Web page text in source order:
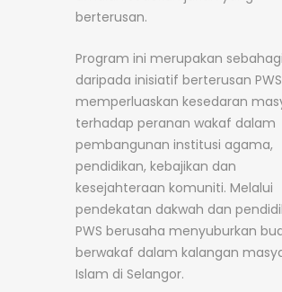
berterusan.
Program ini merupakan
daripada inisiatif berterusan
memperluaskan kesedaran
terhadap peranan wakaf dalam
pembangunan institusi agama,
pendidikan, kebajikan dan
kesejahteraan komuniti. Melalui
pendekatan dakwah dan
PWS berusaha menyuburkan
berwakaf dalam kalangan
Islam di Selangor.